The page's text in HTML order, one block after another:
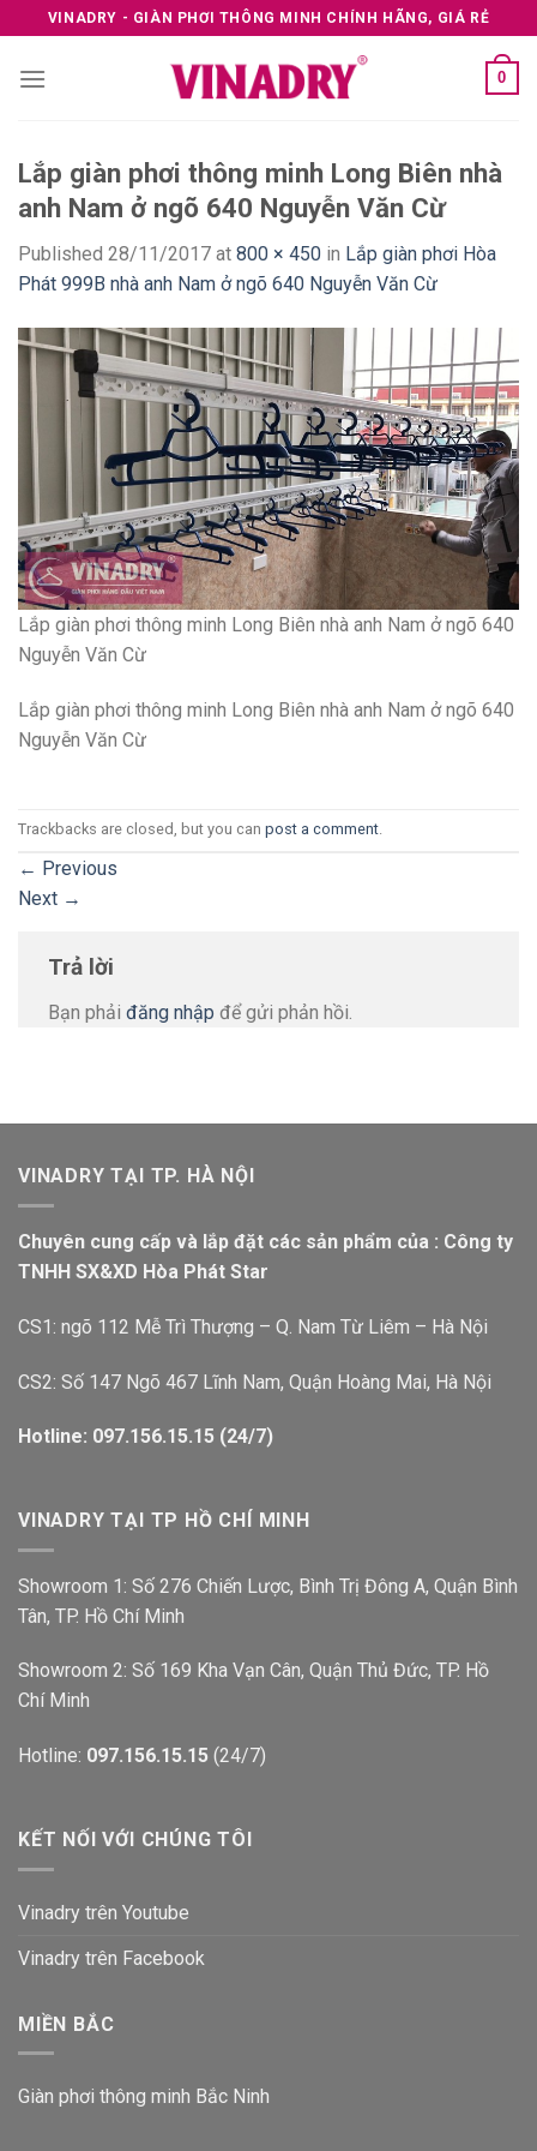
to
content
VINADRY - GIÀN PHƠI THÔNG MINH CHÍNH HÃNG, GIÁ RẺ
0
Lắp giàn phơi thông minh Long Biên nhà
anh Nam ở ngõ 640 Nguyễn Văn Cừ
Published 28/11/2017 at 800 × 450 in Lắp giàn phơi Hòa
Phát 999B nhà anh Nam ở ngõ 640 Nguyễn Văn Cừ
Lắp giàn phơi thông minh Long Biên nhà anh Nam ở ngõ 640
Nguyễn Văn Cừ
Lắp giàn phơi thông minh Long Biên nhà anh Nam ở ngõ 640
Nguyễn Văn Cừ
Trackbacks are closed, but you can post a comment.
← Previous
Next →
Trả lời
Bạn phải đăng nhập để gửi phản hồi.
VINADRY TẠI TP. HÀ NỘI
Chuyên cung cấp và lắp đặt các sản phẩm của : Công ty
TNHH SX&XD Hòa Phát Star
CS1: ngõ 112 Mễ Trì Thượng – Q. Nam Từ Liêm – Hà Nội
CS2: Số 147 Ngõ 467 Lĩnh Nam, Quận Hoàng Mai, Hà Nội
Hotline: 097.156.15.15 (24/7)
VINADRY TẠI TP HỒ CHÍ MINH
Showroom 1: Số 276 Chiến Lược, Bình Trị Đông A, Quận Bình
Tân, TP. Hồ Chí Minh
Showroom 2: Số 169 Kha Vạn Cân, Quận Thủ Đức, TP. Hồ
Chí Minh
Hotline: 097.156.15.15 (24/7)
KẾT NỐI VỚI CHÚNG TÔI
Vinadry trên Youtube
Vinadry trên Facebook
MIỀN BẮC
Giàn phơi thông minh Bắc Ninh